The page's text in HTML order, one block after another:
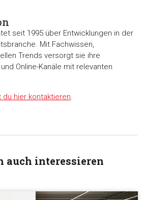
seit 1995 über Entwicklungen in der
Mit Fachwissen,
Trends versorgt sie ihre
Online-Kanäle mit relevanten
du hier kontaktieren.
auch interessieren